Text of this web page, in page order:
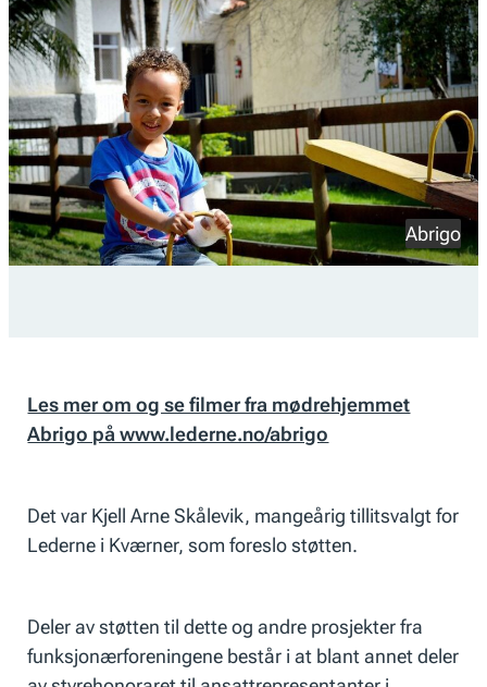
Abrigo
Les mer om og se filmer fra mødrehjemmet
Abrigo på www.lederne.no/abrigo
Det var Kjell Arne Skålevik, mangeårig tillitsvalgt for
Lederne i Kværner, som foreslo støtten.
Deler av støtten til dette og andre prosjekter fra
funksjonærforeningene består i at blant annet deler